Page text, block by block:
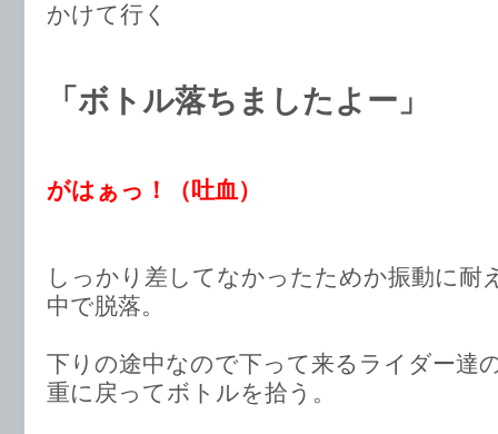
かけて行く
「ボトル落ちましたよー」
がはぁっ！（吐血）
しっかり差してなかったためか振動に耐
中で脱落。
下りの途中なので下って来るライダー達
重に戻ってボトルを拾う。